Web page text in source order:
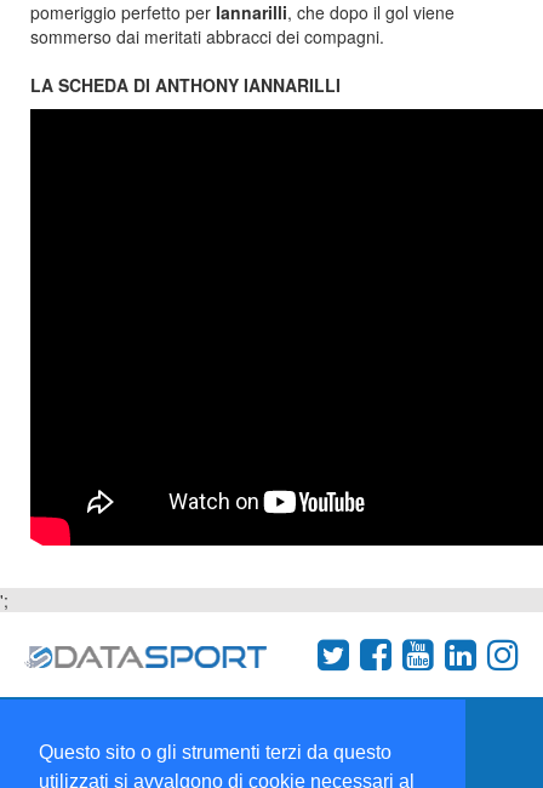
Questo sito o gli strumenti terzi da questo
utilizzati si avvalgono di cookie necessari al
pomeriggio perfetto per Iannarilli, che dopo il gol viene
sommerso dai meritati abbracci dei compagni.
LA SCHEDA DI ANTHONY IANNARILLI
';
Collabora con noi